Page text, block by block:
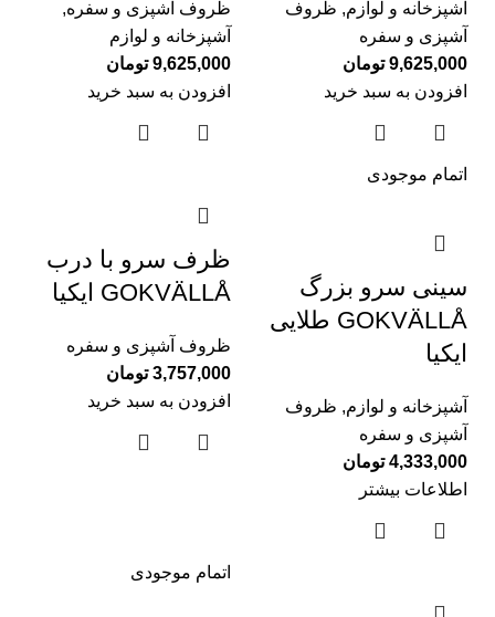
آشپزخانه و لوازم, ظروف
آشپزی و سفره
9,625,000 تومان
افزودن به سبد خرید
ظروف آشپزی و سفره,
آشپزخانه و لوازم
9,625,000 تومان
افزودن به سبد خرید
اتمام موجودی
سینی سرو بزرگ
GOKVÄLLÅ طلایی
ایکیا
آشپزخانه و لوازم, ظروف
آشپزی و سفره
4,333,000 تومان
اطلاعات بیشتر
ظرف سرو با درب
GOKVÄLLÅ ایکیا
ظروف آشپزی و سفره
3,757,000 تومان
افزودن به سبد خرید
اتمام موجودی